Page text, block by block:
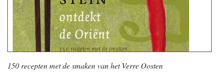
150 recepten met de smaken van het Verre Oosten